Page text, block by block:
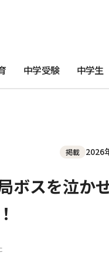
中学受験 中学生
掲載 2026
ボスを泣